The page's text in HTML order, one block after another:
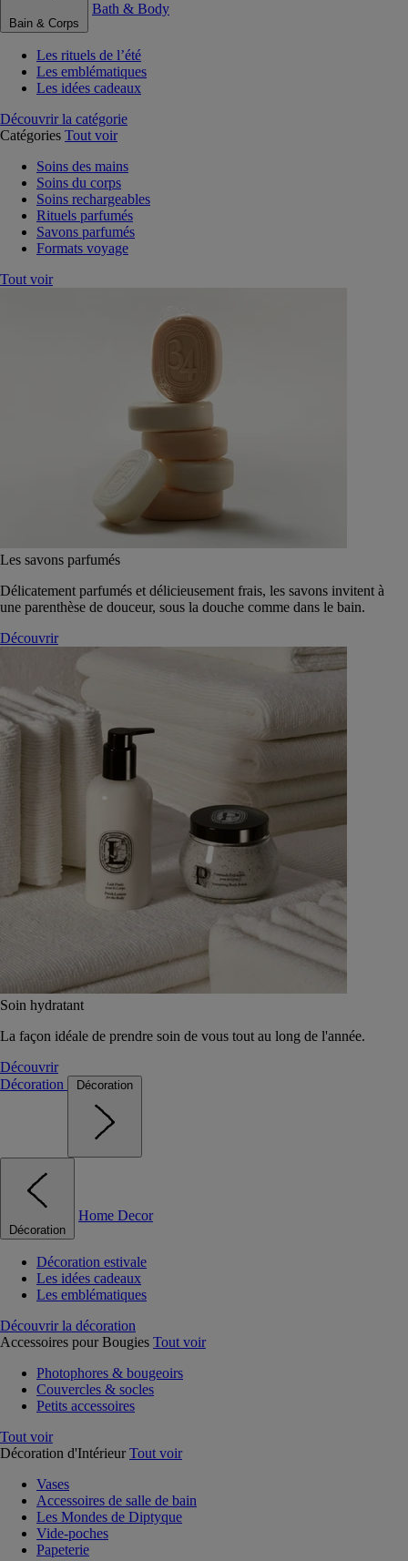
Bain & Corps
Bath & Body
Les rituels de l’été
Les emblématiques
Les idées cadeaux
Découvrir la catégorie
Catégories Tout voir
Soins des mains
Soins du corps
Soins rechargeables
Rituels parfumés
Savons parfumés
Formats voyage
Tout voir
Les savons parfumés
Délicatement parfumés et délicieusement frais, les savons invitent à
une parenthèse de douceur, sous la douche comme dans le bain.
Découvrir
Soin hydratant
La façon idéale de prendre soin de vous tout au long de l'année.
Découvrir
Décoration
Décoration
Décoration
Home Decor
Décoration estivale
Les idées cadeaux
Les emblématiques
Découvrir la décoration
Accessoires pour Bougies Tout voir
Photophores & bougeoirs
Couvercles & socles
Petits accessoires
Tout voir
Décoration d'Intérieur Tout voir
Vases
Accessoires de salle de bain
Les Mondes de Diptyque
Vide-poches
Papeterie